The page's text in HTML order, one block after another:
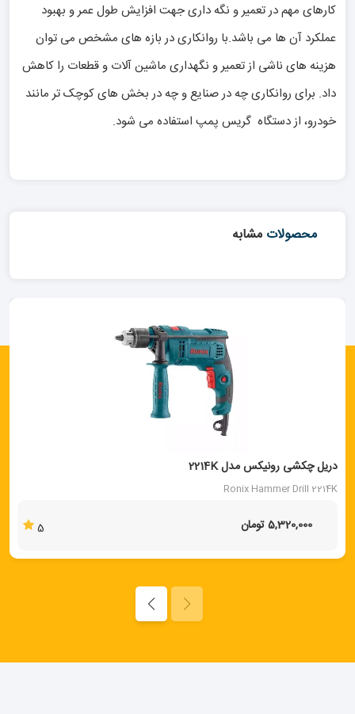
کارهای مهم در تعمیر و نگه داری جهت افزایش طول عمر و بهبود
عملکرد آن ها می باشد.با روانکاری در بازه های مشخص می توان
هزینه های ناشی از تعمیر و نگهداری ماشین آلات و قطعات را کاهش
داد. برای روانکاری چه در صنایع و چه در بخش های کوچک تر مانند
خودرو، از دستگاه گریس پمپ استفاده می شود.
محصولات مشابه
دریل چکشی رونیکس مدل 2214K
Ronix Hammer Drill 2214K
5,320,000 تومان 5